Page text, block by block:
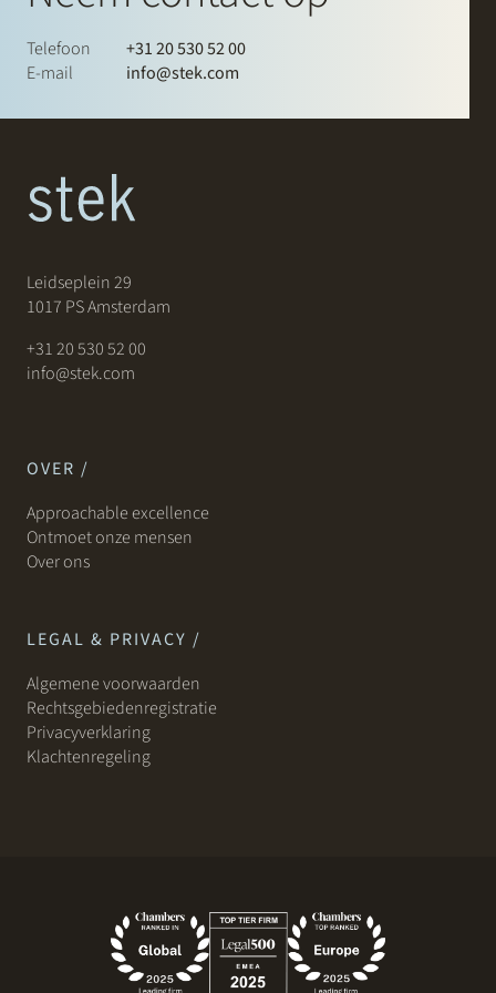
Telefoon
+31 20 530 52 00
E-mail
info@stek.com
Leidseplein 29
1017 PS Amsterdam
+31 20 530 52 00
info@stek.com
OVER /
Approachable excellence
Ontmoet onze mensen
Over ons
LEGAL & PRIVACY /
Algemene voorwaarden
Rechtsgebiedenregistratie
Privacyverklaring
Klachtenregeling